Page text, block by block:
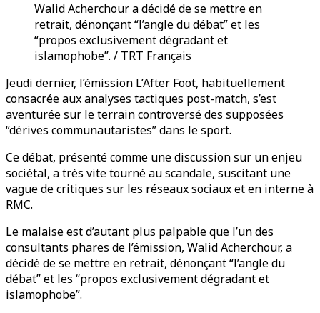
Walid Acherchour a décidé de se mettre en
retrait, dénonçant “l’angle du débat” et les
“propos exclusivement dégradant et
islamophobe”. / TRT Français
Jeudi dernier, l’émission L’After Foot, habituellement
consacrée aux analyses tactiques post-match, s’est
aventurée sur le terrain controversé des supposées
“dérives communautaristes” dans le sport.
Ce débat, présenté comme une discussion sur un enjeu
sociétal, a très vite tourné au scandale, suscitant une
vague de critiques sur les réseaux sociaux et en interne à
RMC.
Le malaise est d’autant plus palpable que l’un des
consultants phares de l’émission, Walid Acherchour, a
décidé de se mettre en retrait, dénonçant “l’angle du
débat” et les “propos exclusivement dégradant et
islamophobe”.